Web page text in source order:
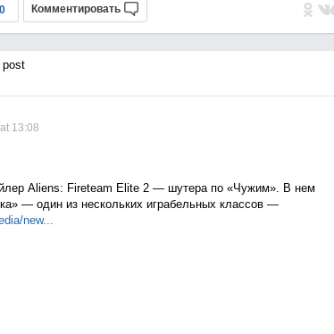
Комментировать
13:08
Aliens: Fireteam Elite 2 — шутера по «Чужим». В нем
— один из нескольких играбельных классов —
new...